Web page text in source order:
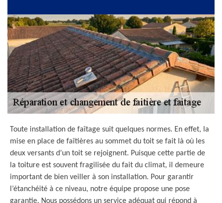
Toute installation de faîtage suit quelques normes. En effet, la
mise en place de faîtières au sommet du toit se fait là où les
deux versants d’un toit se rejoignent. Puisque cette partie de
la toiture est souvent fragilisée du fait du climat, il demeure
important de bien veiller à son installation. Pour garantir
l’étanchéité à ce niveau, notre équipe propose une pose
garantie. Nous possédons un service adéquat qui répond à